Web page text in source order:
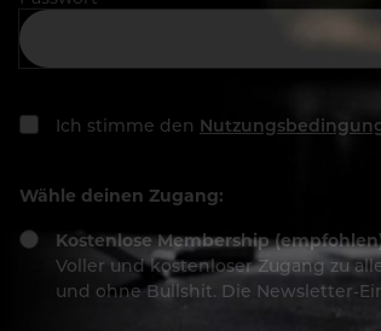
Ich stimme den
Wähle deinen Zugang:
Kostenlose Membership
Voller und kostenloser Zugang zu
und ohne Bullshit. Die Newsletter-